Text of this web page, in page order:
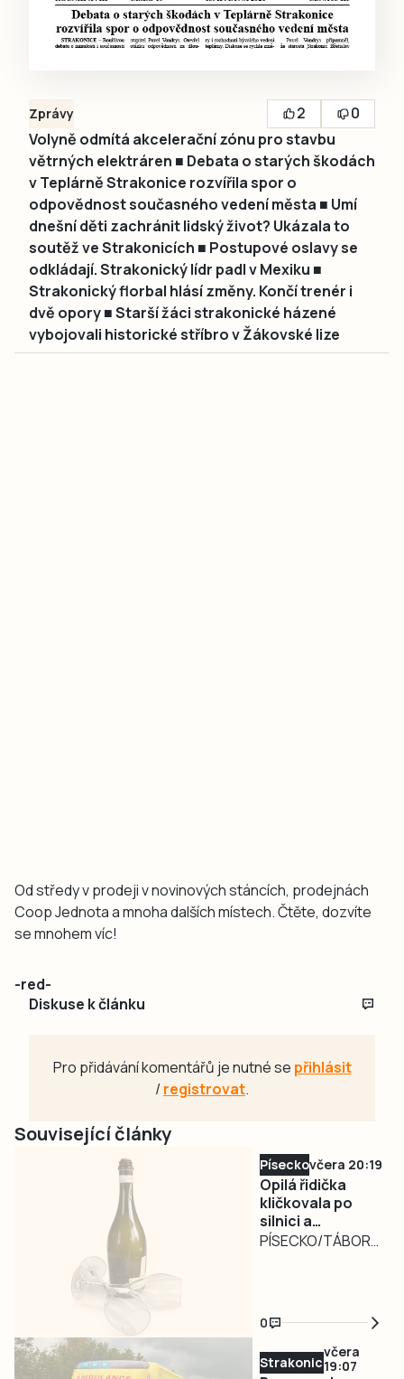
Zprávy 2
0
Volyně odmítá akcelerační zónu pro stavbu
větrných elektráren ■ Debata o starých škodách
v Teplárně Strakonice rozvířila spor o
odpovědnost současného vedení města ■ Umí
dnešní děti zachránit lidský život? Ukázala to
soutěž ve Strakonicích ■ Postupové oslavy se
odkládají. Strakonický lídr padl v Mexiku ■
Strakonický florbal hlásí změny. Končí trenér i
dvě opory ■ Starší žáci strakonické házené
vybojovali historické stříbro v Žákovské lize
Od středy v prodeji v novinových stáncích, prodejnách
Coop Jednota a mnoha dalších místech. Čtěte, dozvíte
se mnohem víc!
-red-
Diskuse k článku
Pro přidávání komentářů je nutné se přihlásit
/registrovat.
Související články
Píseckovčera 20:19
Opilá řidička
kličkovala po
silnici a
ohrožovala
PÍSECKO/TÁBORSKO
zaměstnal ve
středu v poledne
písecké policisty.
0
Strakonicko
včera
19:07